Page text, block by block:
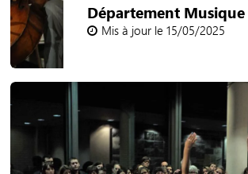
Département Musique
Mis à jour le 15/05/2025